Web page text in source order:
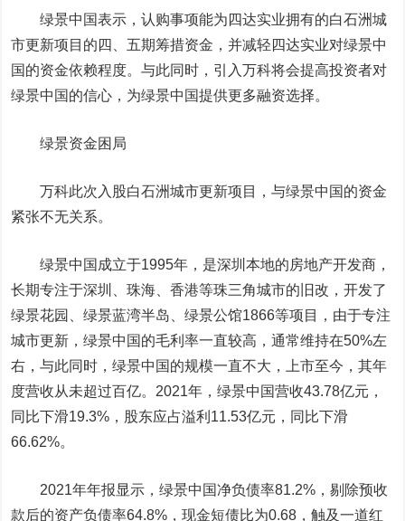
绿景中国表示，认购事项能为四达实业拥有的白石洲城
市更新项目的四、五期筹措资金，并减轻四达实业对绿景中
国的资金依赖程度。与此同时，引入万科将会提高投资者对
绿景中国的信心，为绿景中国提供更多融资选择。
绿景资金困局
万科此次入股白石洲城市更新项目，与绿景中国的资金
紧张不无关系。
绿景中国成立于1995年，是深圳本地的房地产开发商，
长期专注于深圳、珠海、香港等珠三角城市的旧改，开发了
绿景花园、绿景蓝湾半岛、绿景公馆1866等项目，由于专注
城市更新，绿景中国的毛利率一直较高，通常维持在50%左
右，与此同时，绿景中国的规模一直不大，上市至今，其年
度营收从未超过百亿。2021年，绿景中国营收43.78亿元，
同比下滑19.3%，股东应占溢利11.53亿元，同比下滑
66.62%。
2021年年报显示，绿景中国净负债率81.2%，剔除预收
款后的资产负债率64.8%，现金短债比为0.68，触及一道红